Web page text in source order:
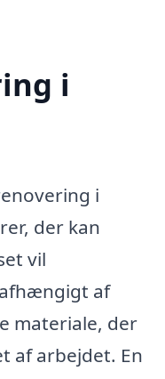
i
i
der kan
vil
af
materiale, der
af arbejdet. En